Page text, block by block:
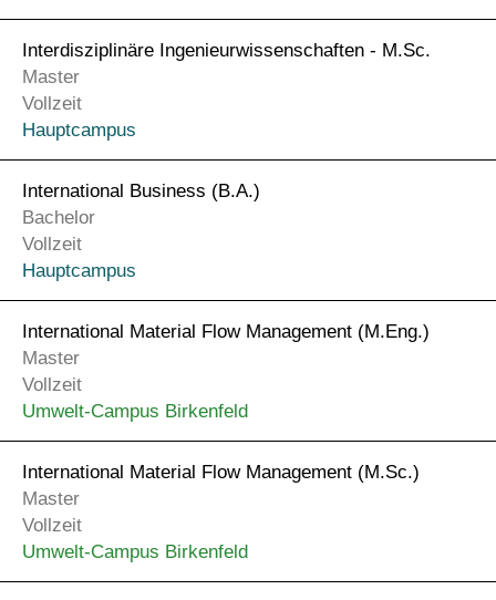
Interdisziplinäre Ingenieurwissenschaften - M.Sc.
Master
Vollzeit
Hauptcampus
International Business (B.A.)
Bachelor
Vollzeit
Hauptcampus
International Material Flow Management (M.Eng.)
Master
Vollzeit
Umwelt-Campus Birkenfeld
International Material Flow Management (M.Sc.)
Master
Vollzeit
Umwelt-Campus Birkenfeld